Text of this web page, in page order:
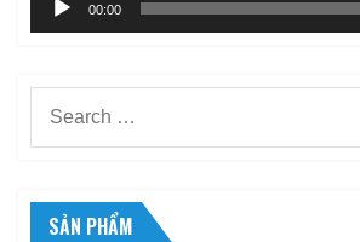
00:00
SẢN PHẨM